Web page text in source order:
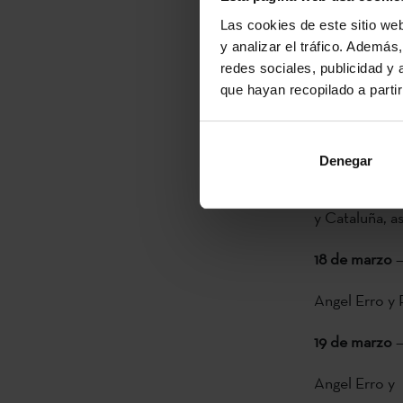
Las cookies de este sitio
y analizar el tráfico.
redes sociales, publicidad y
que hayan recopilado a
Denegar
vasca y
escritor y
organizada
Marqués
Las
conexión
y Cataluña,
18 de marzo
Angel Erro y
19 de marzo
Angel Erro y